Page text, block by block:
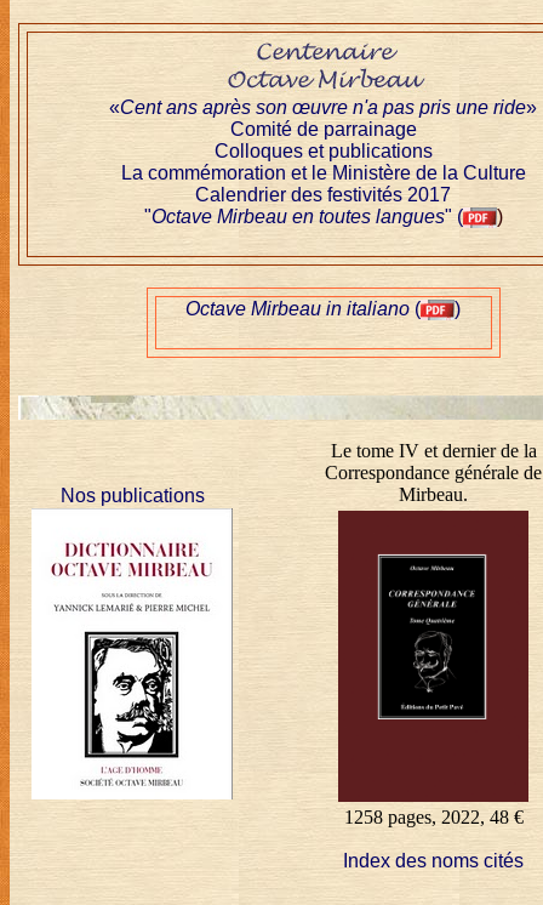
«Cent ans après son œuvre n'a pas pris une ride»
Comité de parrainage
Colloques et publications
La commémoration et le Ministère de la Culture
Calendrier des festivités 2017
"Octave Mirbeau en toutes langues" ( )
Octave Mirbeau in italiano ( )
Nos publications
Le tome IV et dernier de la
Correspondance générale de
Mirbeau.
1258 pages, 2022, 48 €
Index des noms cités